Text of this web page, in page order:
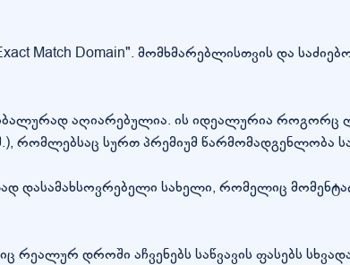
Match Domain". მომხმარებლისთვის და
აღიარებულია. ის იდეალურია როგორც
რომლებსაც სურთ პრემიუმ წარმომადგენლობა
დასამახსოვრებელი სახელი, რომელიც
დროში აჩვენებს საწვავის ფასებს